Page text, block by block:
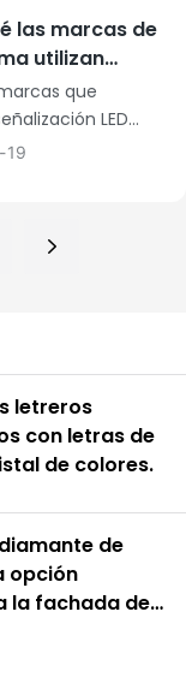
las marcas de
utilizan
diseño de
que
LED
de alta gama,
19
letreros
con letras de
de colores.
de
opción
la fachada de